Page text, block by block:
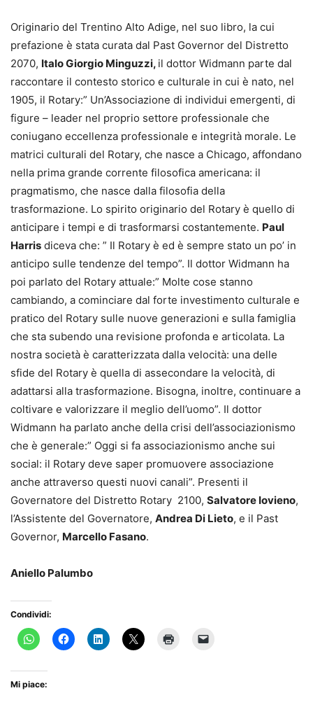
Originario del Trentino Alto Adige, nel suo libro, la cui
prefazione è stata curata dal Past Governor del Distretto
2070, Italo Giorgio Minguzzi, il dottor Widmann parte dal
raccontare il contesto storico e culturale in cui è nato, nel
1905, il Rotary:” Un’Associazione di individui emergenti, di
figure – leader nel proprio settore professionale che
coniugano eccellenza professionale e integrità morale. Le
matrici culturali del Rotary, che nasce a Chicago, affondano
nella prima grande corrente filosofica americana: il
pragmatismo, che nasce dalla filosofia della
trasformazione. Lo spirito originario del Rotary è quello di
anticipare i tempi e di trasformarsi costantemente. Paul
Harris diceva che: ” Il Rotary è ed è sempre stato un po’ in
anticipo sulle tendenze del tempo”. Il dottor Widmann ha
poi parlato del Rotary attuale:” Molte cose stanno
cambiando, a cominciare dal forte investimento culturale e
pratico del Rotary sulle nuove generazioni e sulla famiglia
che sta subendo una revisione profonda e articolata. La
nostra società è caratterizzata dalla velocità: una delle
sfide del Rotary è quella di assecondare la velocità, di
adattarsi alla trasformazione. Bisogna, inoltre, continuare a
coltivare e valorizzare il meglio dell’uomo”. Il dottor
Widmann ha parlato anche della crisi dell’associazionismo
che è generale:” Oggi si fa associazionismo anche sui
social: il Rotary deve saper promuovere associazione
anche attraverso questi nuovi canali”. Presenti il
Governatore del Distretto Rotary 2100, Salvatore Iovieno,
l’Assistente del Governatore, Andrea Di Lieto, e il Past
Governor, Marcello Fasano.
Aniello Palumbo
Condividi:
Mi piace: